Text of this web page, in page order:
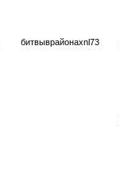
битвыврайонахnl73